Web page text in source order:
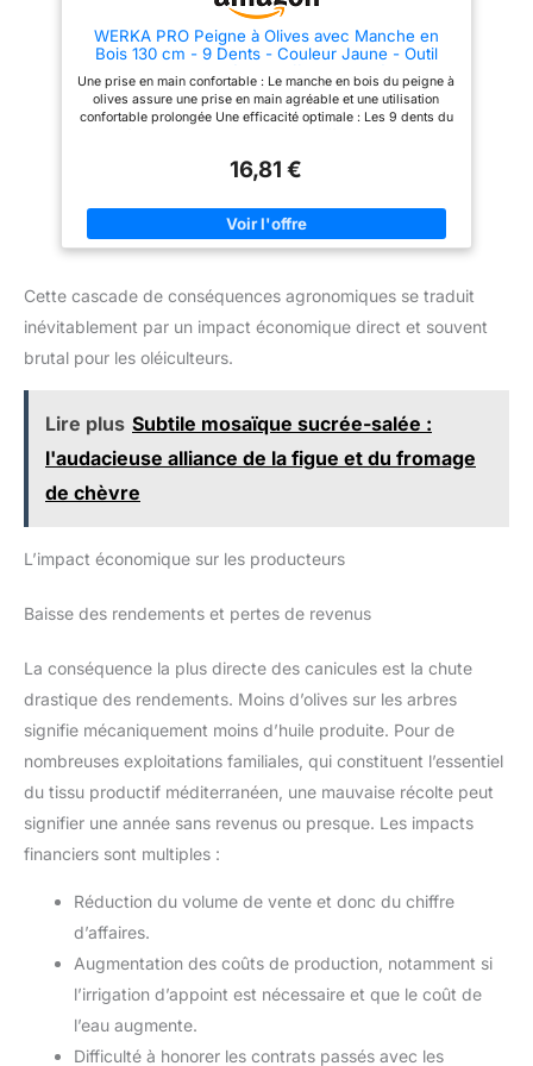
garantit une grande liberté de
mouvement Avec un poids de
seulement 3,5 kg (machine
réduire la fatigue de l'opérateur,
ce qui rend le travail plus facile
et moins fatigant
WERKA PRO Peigne à Olives avec Manche en
Bois 130 cm - 9 Dents - Couleur Jaune - Outil
Une prise en main confortable : Le manche en bois du peigne à
olives assure une prise en main agréable et une utilisation
confortable prolongée Une efficacité optimale : Les 9 dents du
130 cm, ce peigne à olives offre une portée suffisante pour
: Sa couleur jaune donne une touche de gaieté et de visibilité à
l'outil, facilitant sa localisation dans l'environnement de travail
Respect de la nature : Le design du peigne préserve l'intégrité
16,81 €
Cette cascade de conséquences agronomiques se traduit
inévitablement par un impact économique direct et souvent
brutal pour les oléiculteurs.
Lire plus Subtile mosaïque sucrée-salée :
l'audacieuse alliance de la figue et du fromage
de chèvre
L’impact économique sur les producteurs
Baisse des rendements et pertes de revenus
La conséquence la plus directe des canicules est la chute
drastique des rendements. Moins d’olives sur les arbres
signifie mécaniquement moins d’huile produite. Pour de
nombreuses exploitations familiales, qui constituent l’essentiel
du tissu productif méditerranéen, une mauvaise récolte peut
signifier une année sans revenus ou presque. Les impacts
financiers sont multiples :
Réduction du volume de vente et donc du chiffre
d’affaires.
Augmentation des coûts de production, notamment si
l’irrigation d’appoint est nécessaire et que le coût de
l’eau augmente.
Difficulté à honorer les contrats passés avec les